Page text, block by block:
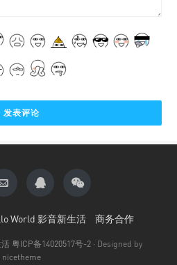
World 影音新生活 商务合作
粤ICP备14020517号-2 · Designed by
nicetheme